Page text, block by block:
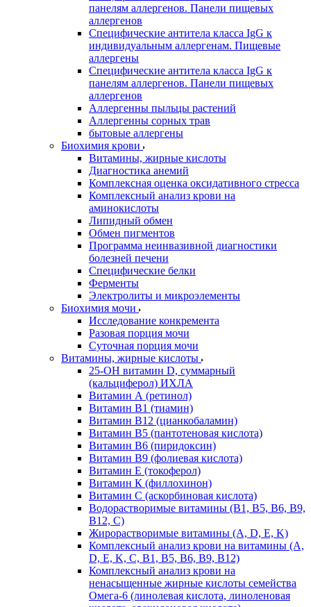
панелям аллергенов. Панели пищевых
аллергенов
Специфические антитела класса IgG к
индивидуальным аллергенам. Пищевые
аллергены
Специфические антитела класса IgG к
панелям аллергенов. Панели пищевых
аллергенов
Аллергенны пыльцы растений
Аллергенны сорных трав
бытовые аллергены
Биохимия крови
Витамины, жирные кислоты
Диагностика анемий
Комплексная оценка оксидативного стресса
Комплексный анализ крови на
аминокислоты
Липидный обмен
Обмен пигментов
Программа неинвазивной диагностики
болезней печени
Специфические белки
Ферменты
Электролиты и микроэлементы
Биохимия мочи
Исследование конкремента
Разовая порция мочи
Суточная порция мочи
Витамины, жирные кислоты
25-OH витамин D, суммарный
(кальциферол) ИХЛА
Витамин А (ретинол)
Витамин В1 (тиамин)
Витамин В12 (цианкобаламин)
Витамин В5 (пантотеновая кислота)
Витамин В6 (пиридоксин)
Витамин В9 (фолиевая кислота)
Витамин Е (токоферол)
Витамин К (филлохинон)
Витамин С (аскорбиновая кислота)
Водорастворимые витамины (B1, B5, B6, В9,
В12, С)
Жирорастворимые витамины (A, D, E, K)
Комплексный анализ крови на витамины (A,
D, E, K, C, B1, B5, B6, В9, B12)
Комплексный анализ крови на
ненасыщенные жирные кислоты семейства
Омега-6 (линолевая кислота, линоленовая